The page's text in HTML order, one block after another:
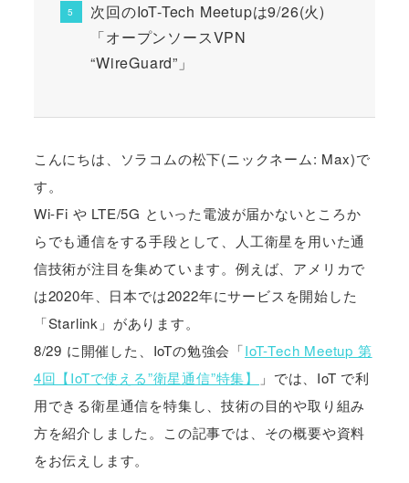
次回のIoT-Tech Meetupは9/26(火)
「オープンソースVPN
“WireGuard”」
こんにちは、ソラコムの松下(ニックネーム: Max)で
す。
Wi-Fi や LTE/5G といった電波が届かないところか
らでも通信をする手段として、人工衛星を用いた通
信技術が注目を集めています。例えば、アメリカで
は2020年、日本では2022年にサービスを開始した
「Starlink」があります。
8/29 に開催した、IoTの勉強会「IoT-Tech Meetup 第
4回【IoTで使える”衛星通信”特集】
」では、IoT で利
用できる衛星通信を特集し、技術の目的や取り組み
方を紹介しました。この記事では、その概要や資料
をお伝えします。